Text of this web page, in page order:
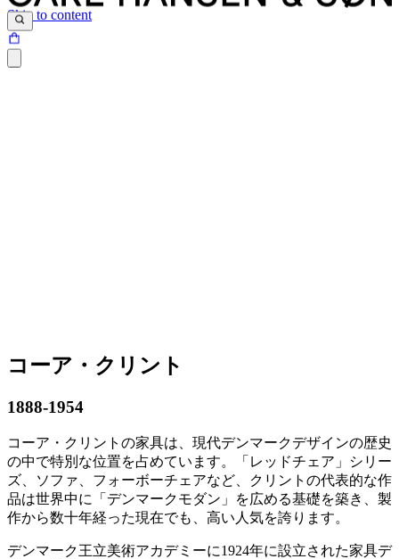
Skip to content
コーア・クリント
1888-1954
コーア・クリントの家具は、現代デンマークデザインの歴史
の中で特別な位置を占めています。「レッドチェア」シリー
ズ、ソファ、フォーボーチェアなど、クリントの代表的な作
品は世界中に「デンマークモダン」を広める基礎を築き、製
作から数十年経った現在でも、高い人気を誇ります。
デンマーク王立美術アカデミーに1924年に設立された家具デ